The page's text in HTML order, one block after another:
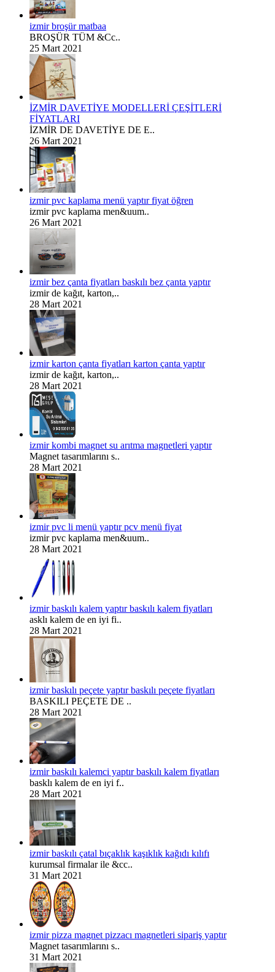
izmir broşür matbaa
BROŞÜR TÜM &Cc..
25 Mart 2021
İZMİR DAVETİYE MODELLERİ ÇEŞİTLERİ
FİYATLARI
İZMİR DE DAVETİYE DE E..
26 Mart 2021
izmir pvc kaplama menü yaptır fiyat öğren
izmir pvc kaplama men&uum..
26 Mart 2021
izmir bez çanta fiyatları baskılı bez çanta yaptır
izmir de kağıt, karton,..
28 Mart 2021
izmir karton çanta fiyatları karton çanta yaptır
izmir de kağıt, karton,..
28 Mart 2021
izmir kombi magnet su arıtma magnetleri yaptır
Magnet tasarımlarını s..
28 Mart 2021
izmir pvc li menü yaptır pcv menü fiyat
izmir pvc kaplama men&uum..
28 Mart 2021
izmir baskılı kalem yaptır baskılı kalem fiyatları
asklı kalem de en iyi fi..
28 Mart 2021
izmir baskılı peçete yaptır baskılı peçete fiyatları
BASKILI PEÇETE DE ..
28 Mart 2021
izmir baskılı kalemci yaptır baskılı kalem fiyatları
basklı kalem de en iyi f..
28 Mart 2021
izmir baskılı çatal bıçaklık kaşıklık kağıdı kılıfı
kurumsal firmalar ile &cc..
31 Mart 2021
izmir pizza magnet pizzacı magnetleri sipariş yaptır
Magnet tasarımlarını s..
31 Mart 2021